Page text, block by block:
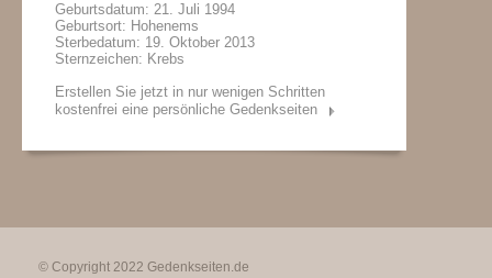
Geburtsdatum: 21. Juli 1994
Geburtsort: Hohenems
Sterbedatum: 19. Oktober 2013
Sternzeichen: Krebs
Erstellen Sie jetzt in nur wenigen Schritten
kostenfrei eine persönliche Gedenkseiten
© Copyright 2022 Gedenkseiten.de